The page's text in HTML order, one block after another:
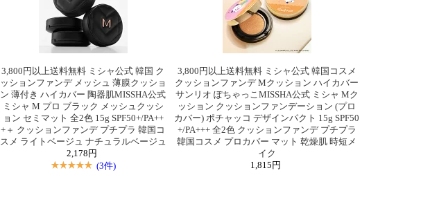
3,800円以上送料無料 ミシャ公式 韓国 ク
ッションファンデ メッシュ 薄膜クッショ
ン 薄付き ハイカバー 陶器肌MISSHA公式
ミシャ M プロ ブラック メッシュクッシ
ョン セミマット 全2色 15g SPF50+/PA++
+＋ クッションファンデ プチプラ 韓国コ
スメ ライトベージュ ナチュラルベージュ
2,178円
(3件)
3,800円以上送料無料 ミシャ公式 韓国コスメ
クッションファンデ Mクッション ハイカバー
サンリオ ぽちゃっこMISSHA公式 ミシャ Mク
ッション クッションファンデーション (プロ
カバー) ポチャッコ デザインパクト 15g SPF50
+/PA+++ 全2色 クッションファンデ プチプラ
韓国コスメ プロカバー マット 乾燥肌 時短メ
イク
1,815円